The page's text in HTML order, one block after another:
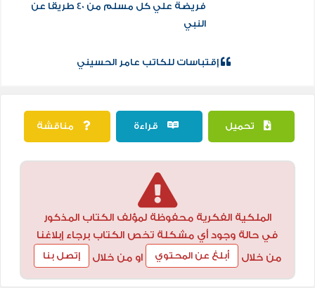
فريضة علي كل مسلم من 40 طريقا عن
النبي
إقتباسات للكاتب عامر الحسيني
تحميل قراءة مناقشة
الملكية الفكرية محفوظة لمؤلف الكتاب المذكور
في حالة وجود أي مشكلة تخص الكتاب برجاء إبلاغنا
من خلال
أبلغ عن المحتوي او من خلال إتصل بنا